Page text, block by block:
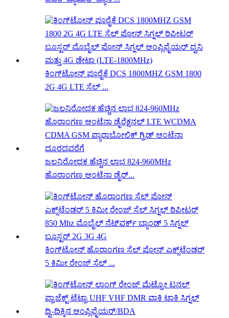
ಕಿಂಗ್‌ಟೋನ್ ಪೂರೈಕೆ DCS 1800MHZ GSM 1800
2G 4G LTE ಸೆಲ್ ...
ಜಲನಿರೋಧಕ ಹೆಚ್ಚಿನ ಲಾಭ 824-960MHz
ಹೊರಾಂಗಣ ಆಂಟೆನಾ ಡೈರ್...
ಕಿಂಗ್‌ಟೋನ್ ಹೊರಾಂಗಣ ಸೆಲ್ ಫೋನ್ ಎಕ್ಸ್‌ಟೆಂಡರ್
5 ಕಿಮೀ ರೇಂಜ್ ಸೆಲ್ ...